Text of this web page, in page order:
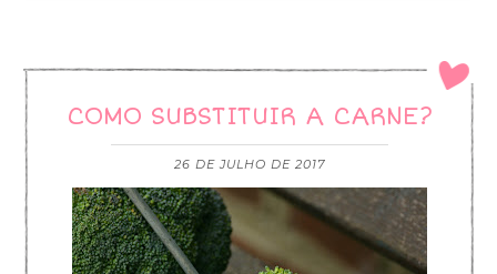
COMO SUBSTITUIR A CARNE?
26 DE JULHO DE 2017